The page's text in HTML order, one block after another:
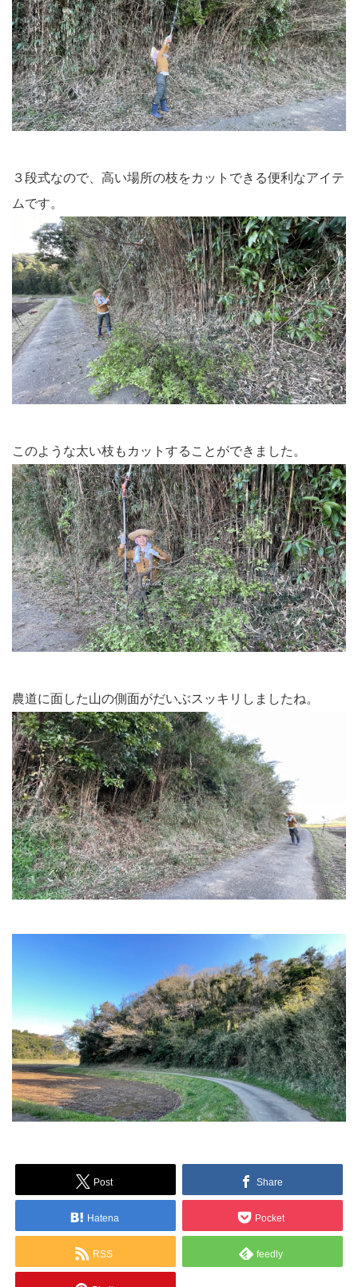
３段式なので、高い場所の枝をカットできる便利なアイテ
ムです。
このような太い枝もカットすることができました。
農道に面した山の側面がだいぶスッキリしましたね。
Post Share
Hatena Pocket
RSS feedly